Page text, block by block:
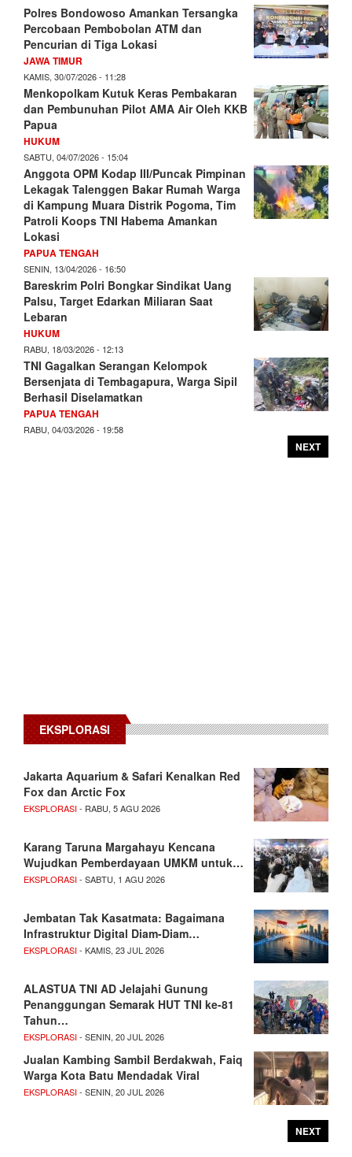
Polres Bondowoso Amankan Tersangka
Percobaan Pembobolan ATM dan
Pencurian di Tiga Lokasi
JAWA TIMUR
KAMIS, 30/07/2026 - 11:28
Menkopolkam Kutuk Keras Pembakaran
dan Pembunuhan Pilot AMA Air Oleh KKB
Papua
HUKUM
SABTU, 04/07/2026 - 15:04
Anggota OPM Kodap III/Puncak Pimpinan
Lekagak Talenggen Bakar Rumah Warga
di Kampung Muara Distrik Pogoma, Tim
Patroli Koops TNI Habema Amankan
Lokasi
PAPUA TENGAH
SENIN, 13/04/2026 - 16:50
Bareskrim Polri Bongkar Sindikat Uang
Palsu, Target Edarkan Miliaran Saat
Lebaran
HUKUM
RABU, 18/03/2026 - 12:13
TNI Gagalkan Serangan Kelompok
Bersenjata di Tembagapura, Warga Sipil
Berhasil Diselamatkan
PAPUA TENGAH
RABU, 04/03/2026 - 19:58
NEXT
EKSPLORASI
Jakarta Aquarium & Safari Kenalkan Red
Fox dan Arctic Fox
EKSPLORASI- RABU, 5 AGU 2026
Karang Taruna Margahayu Kencana
Wujudkan Pemberdayaan UMKM untuk…
EKSPLORASI- SABTU, 1 AGU 2026
Jembatan Tak Kasatmata: Bagaimana
Infrastruktur Digital Diam-Diam…
EKSPLORASI- KAMIS, 23 JUL 2026
ALASTUA TNI AD Jelajahi Gunung
Penanggungan Semarak HUT TNI ke-81
Tahun…
EKSPLORASI- SENIN, 20 JUL 2026
Jualan Kambing Sambil Berdakwah, Faiq
Warga Kota Batu Mendadak Viral
EKSPLORASI- SENIN, 20 JUL 2026
NEXT